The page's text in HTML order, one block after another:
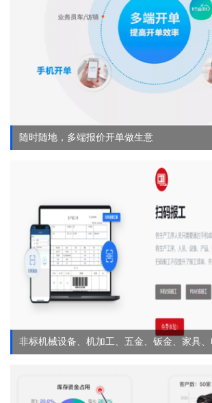
随时随地，多端报价开单做生意
非标机械设备、机加工、五金、钣金、家具、